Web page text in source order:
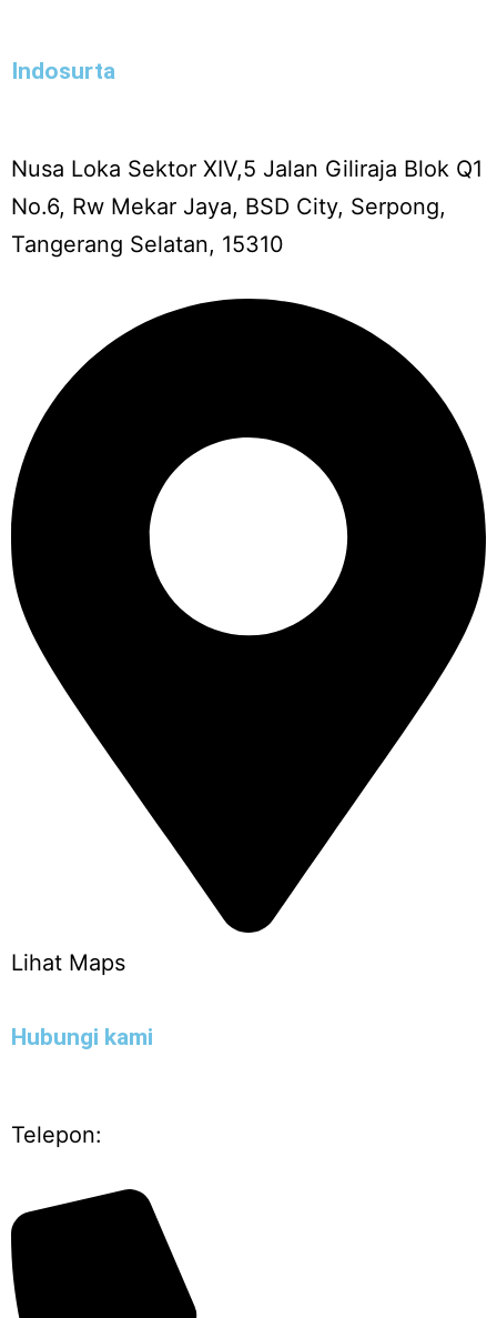
Indosurta
Nusa Loka Sektor XIV,5 Jalan Giliraja Blok Q1
No.6, Rw Mekar Jaya, BSD City, Serpong,
Tangerang Selatan, 15310
Lihat Maps
Hubungi kami
Telepon: